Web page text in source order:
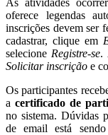
As atividades
oferece legendas
inscrições devem ser
cadastrar, clique em
selecioneRegistre-se.
Solicitar inscrição e
Os participantes
a certificado de
no sistema. Dúvidas
de email está